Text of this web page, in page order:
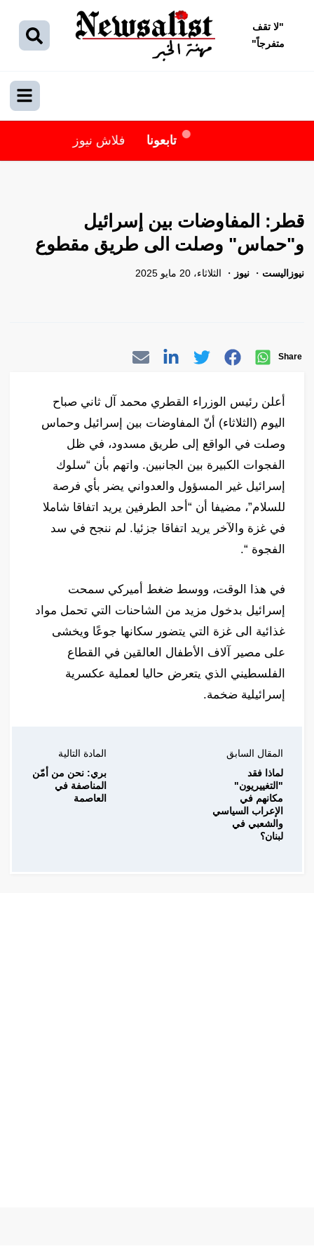
"لا تقف
متفرجاً"
تابعونا فلاش نيوز
قطر: المفاوضات بين إسرائيل
و"حماس" وصلت الى طريق مقطوع
نيوزاليست نيوز الثلاثاء، 20 مايو 2025
Share
أعلن رئيس الوزراء القطري محمد آل ثاني صباح
اليوم (الثلاثاء) أنّ المفاوضات بين إسرائيل وحماس
وصلت في الواقع إلى طريق مسدود، في ظل
الفجوات الكبيرة بين الجانبين. واتهم بأن “سلوك
إسرائيل غير المسؤول والعدواني يضر بأي فرصة
للسلام”، مضيفا أن “أحد الطرفين يريد اتفاقا شاملا
في غزة والآخر يريد اتفاقا جزئيا. لم ننجح في سد
الفجوة “.
في هذا الوقت، ووسط ضغط أميركي سمحت
إسرائيل بدخول مزيد من الشاحنات التي تحمل مواد
غذائية الى غزة التي يتضور سكانها جوعًا ويخشى
على مصير آلاف الأطفال العالقين في القطاع
الفلسطيني الذي يتعرض حاليا لعملية عكسرية
إسرائيلية ضخمة.
المقال السابق
لماذا فقد
"التغييريون"
مكانهم في
الإعراب السياسي
والشعبي في
لبنان؟
المادة التالية
بري: نحن من أمّن
المناصفة في
العاصمة